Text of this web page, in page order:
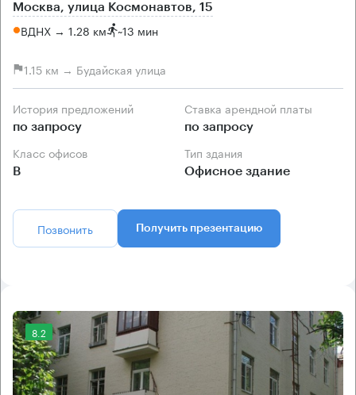
Москва, улица Космонавтов, 15
ВДНХ → 1.28 км ~13 мин
1.15 км → Будайская улица
История предложений
по запросу
Ставка арендной платы
по запросу
Класс офисов
B
Тип здания
Офисное здание
Позвонить Получить презентацию
8.2